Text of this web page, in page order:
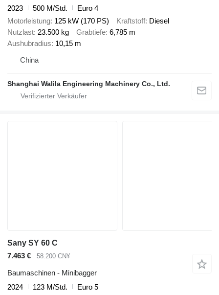
2023
500 M/Std.
Euro 4
Motorleistung 125 kW (170 PS) Kraftstoff Diesel
Nutzlast 23.500 kg Grabtiefe 6,785 m
Aushubradius 10,15 m
China
Shanghai Walila Engineering Machinery Co., Ltd.
Sany SY 60 C
7.463 €
58.200 CN¥
Baumaschinen - Minibagger
2024
123 M/Std.
Euro 5